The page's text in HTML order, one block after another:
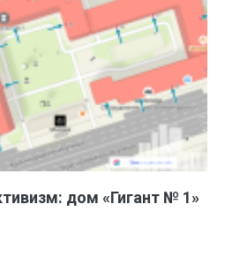
дом «Гигант № 1»